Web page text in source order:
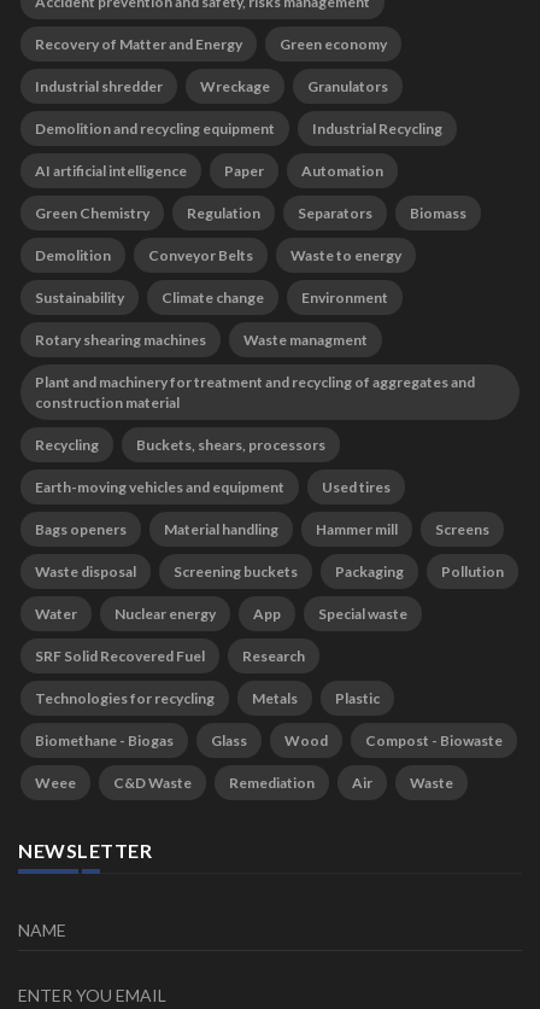
Recovery of Matter and Energy Green economy
Industrial shredder Wreckage Granulators
Demolition and recycling equipment Industrial Recycling
AI artificial intelligence Paper Automation
Green Chemistry Regulation Separators Biomass
Demolition Conveyor Belts Waste to energy
Sustainability Climate change Environment
Rotary shearing machines Waste managment
Plant and machinery for treatment and recycling of aggregates and
construction material
Recycling Buckets, shears, processors
Earth-moving vehicles and equipment Used tires
Bags openers Material handling Hammer mill Screens
Waste disposal Screening buckets Packaging Pollution
Water Nuclear energy App Special waste
SRF Solid Recovered Fuel Research
Technologies for recycling Metals Plastic
Biomethane - Biogas Glass Wood Compost - Biowaste
Weee C&D Waste Remediation Air Waste
NEWSLETTER